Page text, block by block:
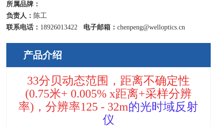
所属品牌：
负责人： 陈工
联系电话： 18926013422 电子邮箱：chenpeng@welloptics.cn
产品介绍
33分贝动态范围，距离不确定性
(0.75米+ 0.005% x距离+采样分辨
率) ，分辨率125 - 32m的光时域反射
仪